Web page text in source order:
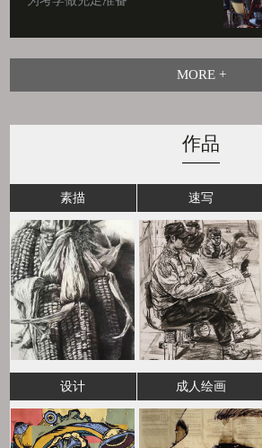
MORE +
作品
素描 速写
设计 成人绘画